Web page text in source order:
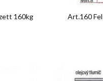
160kg Art.160